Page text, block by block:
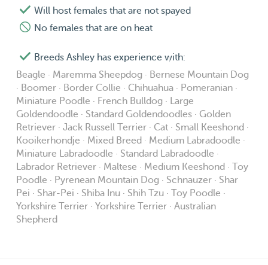
beautiful park to enjoy nature for a long time! My
services: ⁃ Your pet can stay with me during the day to be
me so that you can go away for a few days, knowing that
your pet is being taken care of 😊; ⁃ I can also take your
dog on a nice walk, for example to the forest or the
beach; ⁃ Some pets prefer to stay in their own familiar
home, which I totally understand, which is why I can also
visit your home 1 or 2 times a day to keep your pet
company, to take care of it and to go for a walk if
necessary! I am very attentive certain wishes,
regulations, allergies and habits that must be observed. I
have no experience with giving medication, but if it is easy
(like putting the medication in the food), then this should
Will host females that are not spayed
No females that are on heat
Breeds Ashley has experience with:
Beagle · Maremma Sheepdog · Bernese Mountain Dog
· Boomer · Border Collie · Chihuahua · Pomeranian ·
Miniature Poodle · French Bulldog · Large
Goldendoodle · Standard Goldendoodles · Golden
Retriever · Jack Russell Terrier · Cat · Small Keeshond ·
Kooikerhondje · Mixed Breed · Medium Labradoodle ·
Miniature Labradoodle · Standard Labradoodle ·
Labrador Retriever · Maltese · Medium Keeshond · Toy
Poodle · Pyrenean Mountain Dog · Schnauzer · Shar
Pei · Shar-Pei · Shiba Inu · Shih Tzu · Toy Poodle ·
Yorkshire Terrier · Yorkshire Terrier · Australian
Shepherd